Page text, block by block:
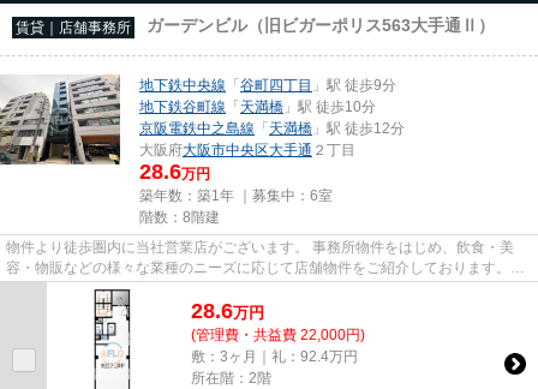
賃貸｜店舗事務所 ガーデンビル（旧ビガーポリス563大手通Ⅱ）
地下鉄中央線 「谷町四丁目 」駅 徒歩9分
地下鉄谷町線 「天満橋 」駅 徒歩10分
京阪電鉄中之島線 「天満橋 」駅 徒歩12分
大阪府大阪市中央区大手通 ２丁目
28.6万円
築年数：築1年 ｜募集中： 6室
階数：8階建
物件より徒歩圏内に当社営業店がございます。 事務所物件をはじめ、飲食・美
容・物販などの様々な業種のニーズに応じて店舗物件をご紹介しております。
尚、弊社ではおとり広告は一切...
28.6万円
(管理費・共益費 22,000円)
敷：3ヶ月｜礼：92.4万円
所在階：2階